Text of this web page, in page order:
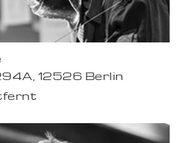
12526 Berlin